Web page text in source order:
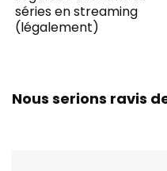
séries en streaming
(légalement)
Nous serions ravis